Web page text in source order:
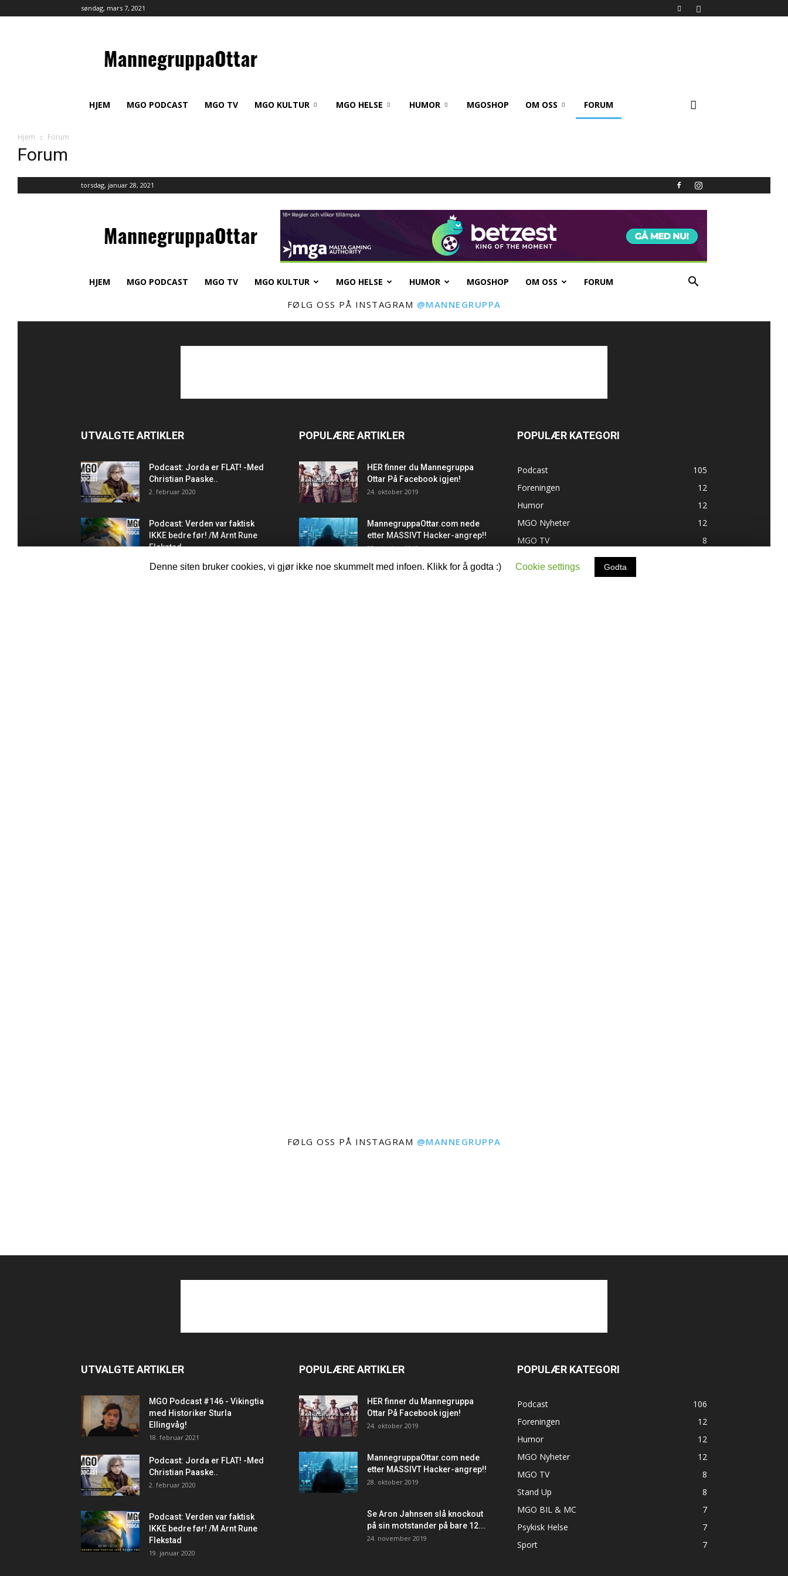
søndag, mars 7, 2021
HJEM MGO PODCAST MGO TV MGO KULTUR MGO HELSE HUMOR MGOSHOP OM OSS FORUM
Hjem Forum
Forum
FØLG OSS PÅ INSTAGRAM @MANNEGRUPPA
UTVALGTE ARTIKLER
MGO Podcast #146 - Vikingtia
med Historiker Sturla
Ellingvåg!
18. februar 2021
Podcast: Jorda er FLAT! -Med
Christian Paaske..
2. februar 2020
Podcast: Verden var faktisk
IKKE bedre før! /M Arnt Rune
Flekstad
19. januar 2020
POPULÆRE ARTIKLER
HER finner du Mannegruppa
Ottar På Facebook igjen!
24. oktober 2019
MannegruppaOttar.com nede
etter MASSIVT Hacker-angrep!!
28. oktober 2019
Se Aron Jahnsen slå knockout
på sin motstander på bare 12...
24. november 2019
POPULÆR KATEGORI
Podcast
106
Foreningen
12
Humor
12
MGO Nyheter
12
MGO TV
8
Stand Up
8
MGO BIL & MC
7
Psykisk Helse
7
Sport
7